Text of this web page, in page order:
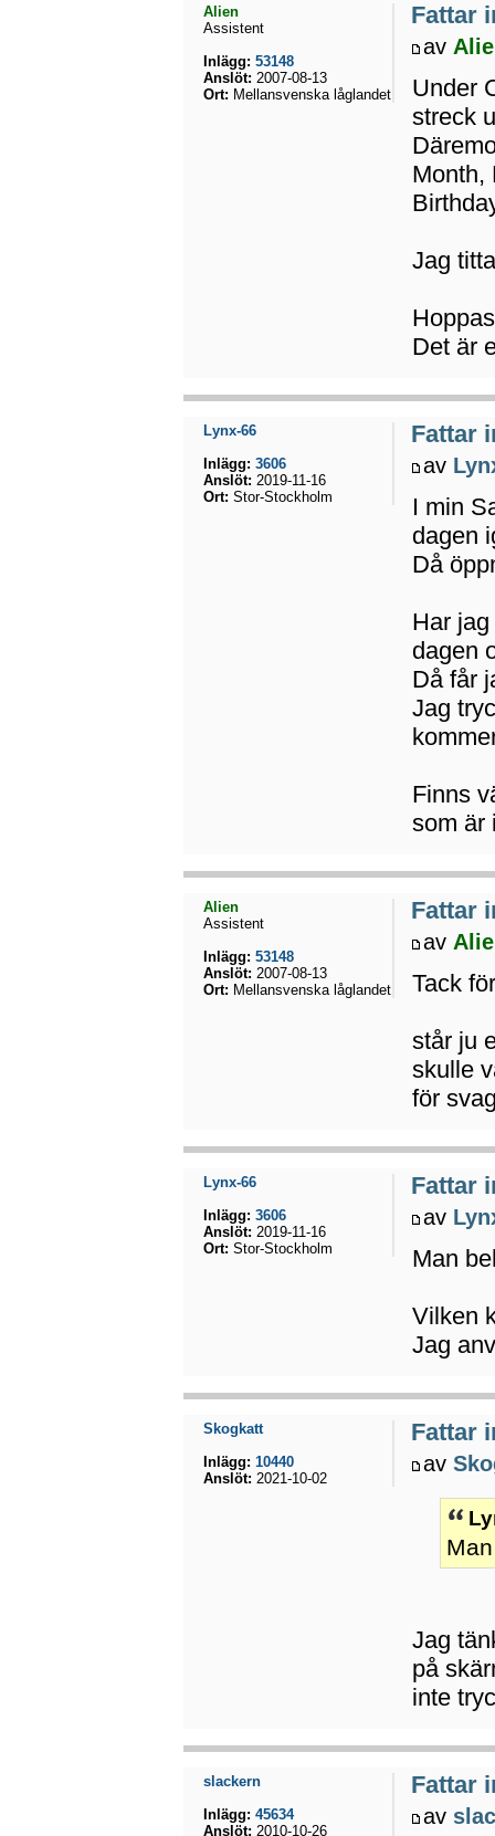
Fattar
av
Under
streck
Month,
Jag
Det är
Alien
Assistent
Inlägg: 53148
Anslöt: 2007-08-13
Ort: Mellansvenska låglandet
Fattar
av
I min
dagen
Då
Har
dagen
Då får
Jag
Finns
som är
Lynx-66
Inlägg: 3606
Anslöt: 2019-11-16
Ort: Stor-Stockholm
Fattar
av
Tack
står ju
skulle
för
Alien
Assistent
Inlägg: 53148
Anslöt: 2007-08-13
Ort: Mellansvenska låglandet
Fattar
av
Man
Vilken
Jag
Lynx-66
Inlägg: 3606
Anslöt: 2019-11-16
Ort: Stor-Stockholm
Fattar
av
Jag
på
inte
Skogkatt
Inlägg: 10440
Anslöt: 2021-10-02
Fattar
av
slackern
Inlägg: 45634
Anslöt: 2010-10-26